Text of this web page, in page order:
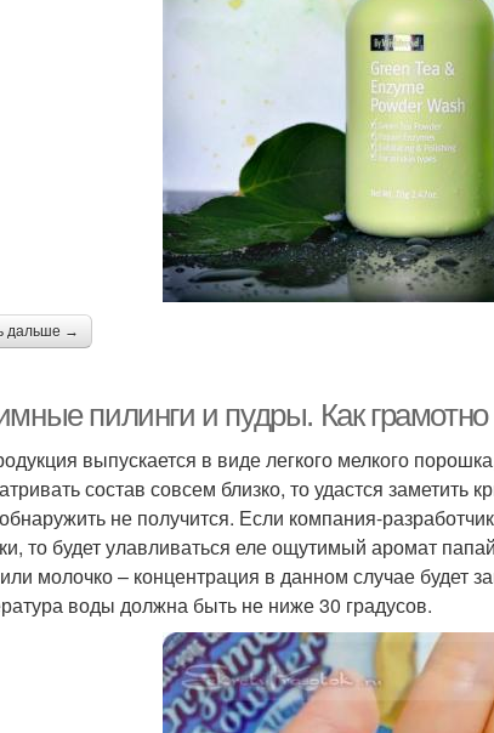
дальше →
пилинги и пудры. Как
выпускается в виде легкого мелкого
состав совсем близко, то удастся
не получится. Если компания-
то будет улавливаться еле ощутимый аромат
молочко – концентрация в данном случае будет
воды должна быть не ниже 30 градусов.